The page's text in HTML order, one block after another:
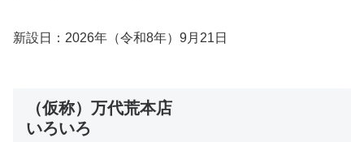
新設日：2026年（令和8年）9月21日
（仮称）万代荒本店
いろいろ